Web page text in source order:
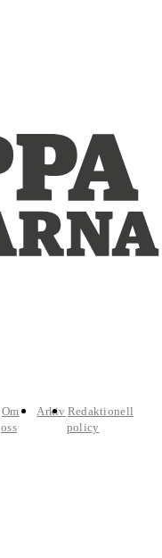
Om
oss
Arkiv Redaktionell
policy